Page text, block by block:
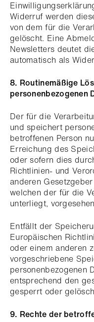
Widerruf werden
von dem für die
gelöscht. Eine
Newsletters deutet
automatisch als
8. Routinemäßige
personenbezogenen
Der für die
und speichert
betroffenen Person
Erreichung des
oder sofern dies
Richtlinien- und
anderen
welchen der für die
unterliegt,
Entfällt der
Europäischen
oder einem anderen
vorgeschriebene
personenbezogenen
entsprechend den
gesperrt oder
9. Rechte der